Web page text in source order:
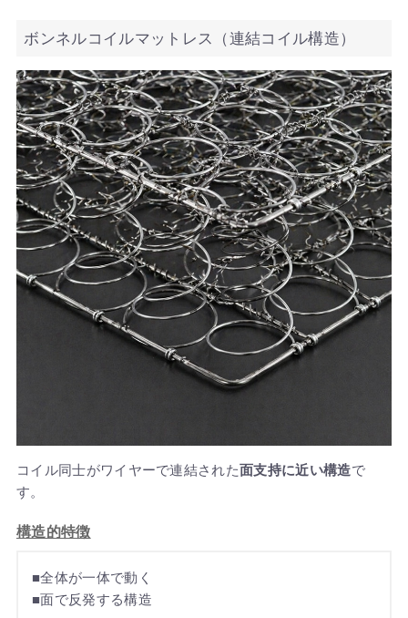
ボンネルコイルマットレス（連結コイル構造）
コイル同士がワイヤーで連結された面支持に近い構造で
す。
構造的特徴
■全体が一体で動く
■面で反発する構造